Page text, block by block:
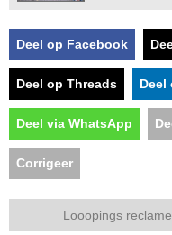
Deel op Facebook
Deel op Threads Deel
Deel via WhatsApp
Corrigeer
Looopings